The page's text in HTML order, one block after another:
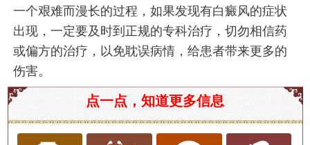
一个艰难而漫长的过程，如果发现有白癜风的症状
出现，一定要及时到正规的专科治疗，切勿相信药
或偏方的治疗，以免耽误病情，给患者带来更多的
伤害。
点一点，知道更多信息